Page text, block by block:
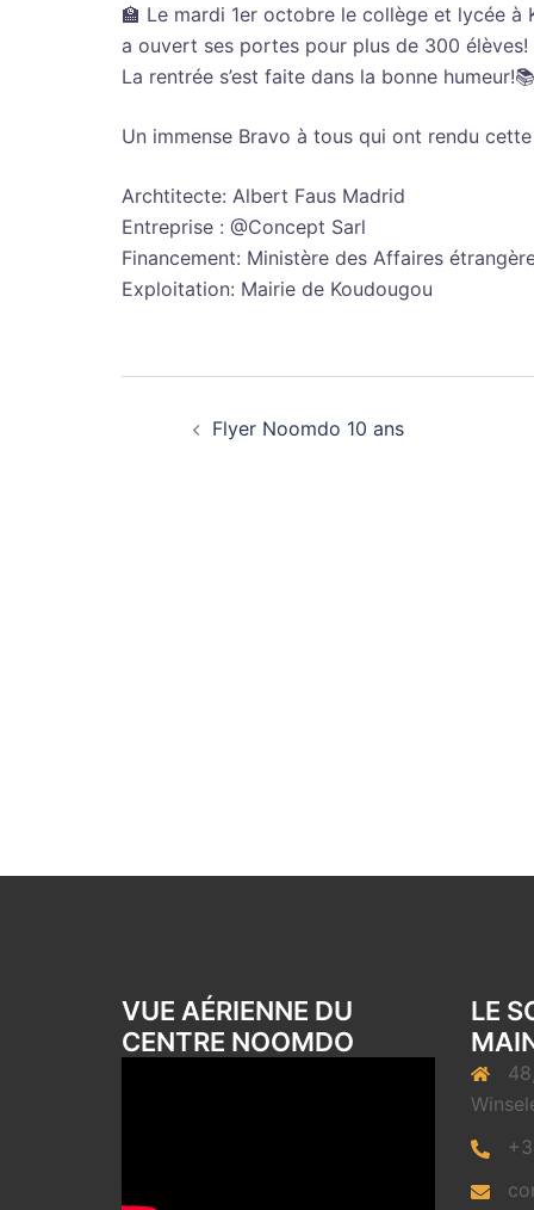
🏫 Le mardi 1er octobre le collège et lycée à
a ouvert ses portes pour plus de 300 élèves!
La rentrée s’est faite dans la bonne humeur!📚
Un immense Bravo à tous qui ont rendu
Archtitecte: Albert Faus Madrid
Entreprise : @Concept Sarl
Financement: Ministère des Affaires
Exploitation: Mairie de Koudougou
Flyer Noomdo 10 ans
VUE AÉRIENNE DU
CENTRE NOOMDO
LE